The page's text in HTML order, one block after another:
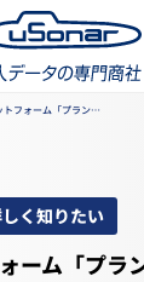
トフォーム「プラン…
く知りたい
ーム「プラ